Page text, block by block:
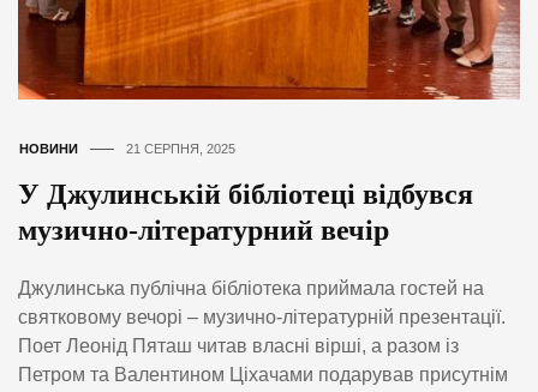
НОВИНИ 21 СЕРПНЯ, 2025
У Джулинській бібліотеці відбувся
музично-літературний вечір
Джулинська публічна бібліотека приймала гостей на
святковому вечорі – музично-літературній презентації.
Поет Леонід Пяташ читав власні вірші, а разом із
Петром та Валентином Ціхачами подарував присутнім